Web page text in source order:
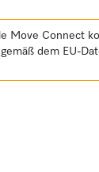
Move Connect
dem EU-